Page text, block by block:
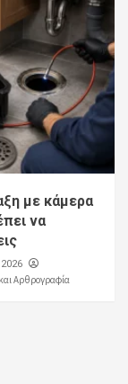
με κάμερα
να
Αρθρογραφία